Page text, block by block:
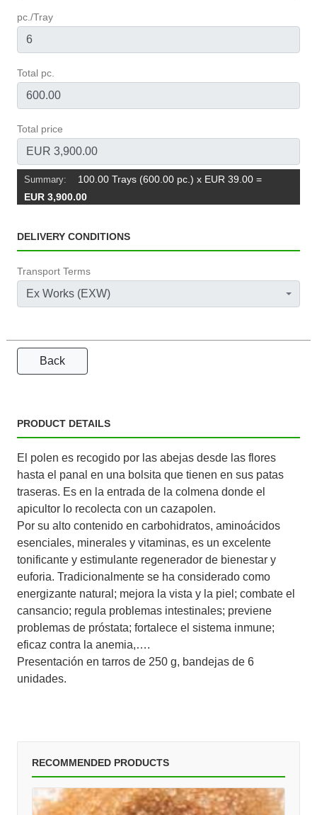
pc./Tray
Total pc.
Total price
Summary: 100.00 Trays (600.00 pc.) x EUR 39.00 =
EUR 3,900.00
DELIVERY CONDITIONS
Transport Terms
Ex Works (EXW)
Back
PRODUCT DETAILS
El polen es recogido por las abejas desde las flores
hasta el panal en una bolsita que tienen en sus patas
traseras. Es en la entrada de la colmena donde el
apicultor lo recolecta con un cazapolen.
Por su alto contenido en carbohidratos, aminoácidos
esenciales, minerales y vitaminas, es un excelente
tonificante y estimulante regenerador de bienestar y
euforia. Tradicionalmente se ha considerado como
energizante natural; mejora la vista y la piel; combate el
cansancio; regula problemas intestinales; previene
problemas de próstata; fortalece el sistema inmune;
eficaz contra la anemia,….
Presentación en tarros de 250 g, bandejas de 6
unidades.
RECOMMENDED PRODUCTS